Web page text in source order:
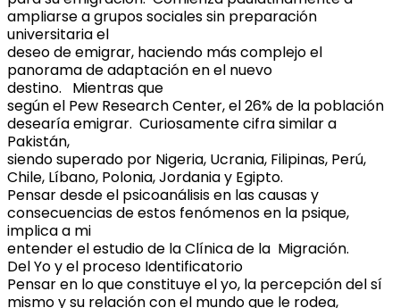
ampliarse a grupos sociales sin preparación
universitaria el
deseo de emigrar, haciendo más complejo el
panorama de adaptación en el nuevo
destino. Mientras que
según el Pew Research Center, el 26% de la población
desearía emigrar. Curiosamente cifra similar a
Pakistán,
siendo superado por Nigeria, Ucrania, Filipinas, Perú,
Chile, Líbano, Polonia, Jordania y Egipto.
Pensar desde el psicoanálisis en las causas y
consecuencias de estos fenómenos en la psique,
implica a mi
entender el estudio de la Clínica de la Migración.
Del Yo y el proceso Identificatorio
Pensar en lo que constituye el yo, la percepción del sí
mismo y su relación con el mundo que le rodea,